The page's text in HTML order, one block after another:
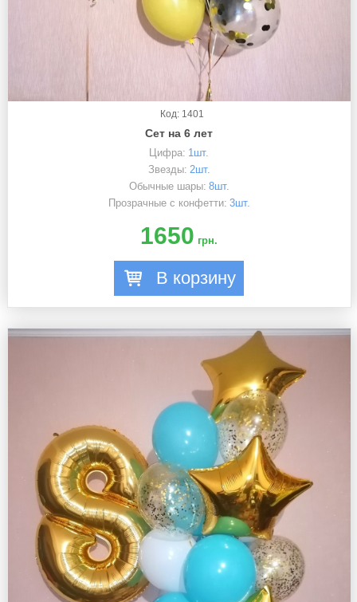
Код: 1401
Сет на 6 лет
Цифра: 1шт.
Звезды: 2шт.
Обычные шары: 8шт.
Прозрачные с конфетти: 3шт.
1650 грн.
В корзину